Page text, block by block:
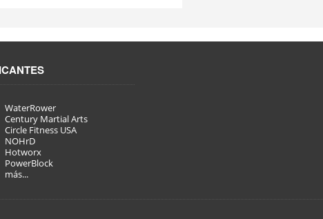
WaterRower
Century Martial Arts
Circle Fitness USA
NOHrD
Hotworx
PowerBlock
más...